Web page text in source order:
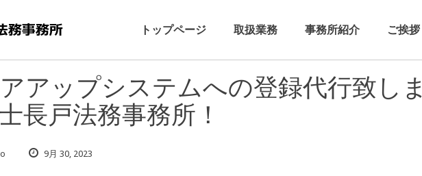
トップページ 取扱業務 事務所紹介 ご挨拶
アップシステムへの登録代行致しま
長戸法務事務所！
9月 30, 2023